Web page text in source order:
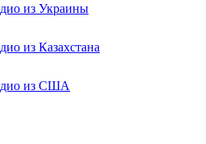
из Украины
из Казахстана
из США